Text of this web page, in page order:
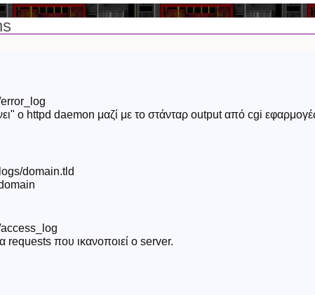
ο httpd daemon μαζί με το στάνταρ output από cgi
domain.tld
requests που ικανοποιεί ο server.